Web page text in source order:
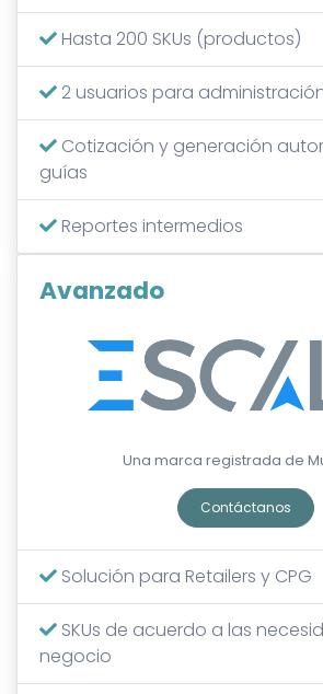
Hasta 200 SKUs (productos)
2 usuarios para
Cotización y generación
guías
Reportes intermedios
Avanzado
Una marca registrada de
Contáctanos
Solución para Retailers y CPG
SKUs de acuerdo a las
negocio